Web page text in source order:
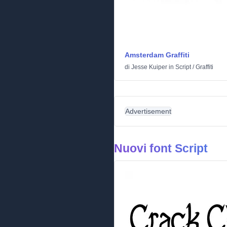
Amsterdam Graffiti
di Jesse Kuiper in Script/Graffiti
Advertisement
Nuovi font Script